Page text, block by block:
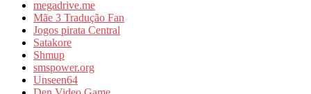
megadrive.me
Mãe 3 Tradução Fan
Jogos pirata Central
Satakore
Shmup
smspower.org
Unseen64